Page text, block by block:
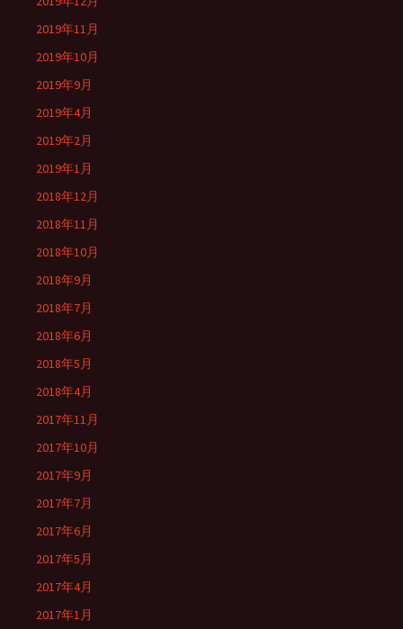
2019年11月
2019年10月
2019年9月
2019年4月
2019年2月
2019年1月
2018年12月
2018年11月
2018年10月
2018年9月
2018年7月
2018年6月
2018年5月
2018年4月
2017年11月
2017年10月
2017年9月
2017年7月
2017年6月
2017年5月
2017年4月
2017年1月